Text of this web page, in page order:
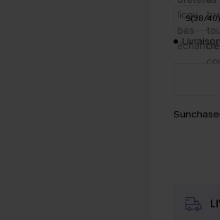
S(38/40)